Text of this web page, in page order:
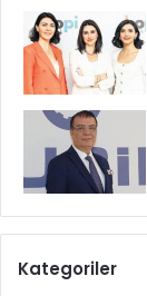
Kategoriler